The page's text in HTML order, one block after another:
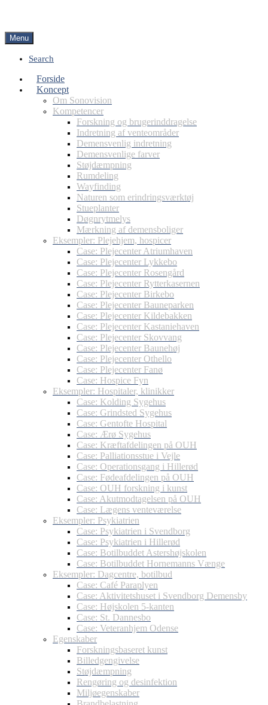
Menu
Search
Forside
Koncept
Om Sonovision
Kompetencer
Forskning og brugerinddragelse
Indretning af venteområder
Demensvenlig indretning
Demensvenlige farver
Støjdæmpning
Rumdeling
Wayfinding
Naturen som erindringsværktøj
Stueplanter
Døgnrytmelys
Mærkning af demensboliger
Eksempler: Plejehjem, hospicer
Case: Plejecenter Atriumhaven
Case: Plejecenter Lykkebo
Case: Plejecenter Rosengård
Case: Plejecenter Rytterkasernen
Case: Plejecenter Birkebo
Case: Plejecenter Bauneparken
Case: Plejecenter Kildebakken
Case: Plejecenter Kastaniehaven
Case: Plejecenter Skovvang
Case: Plejecenter Baunehøj
Case: Plejecenter Othello
Case: Plejecenter Fanø
Case: Hospice Fyn
Eksempler: Hospitaler, klinikker
Case: Kolding Sygehus
Case: Grindsted Sygehus
Case: Gentofte Hospital
Case: Ærø Sygehus
Case: Kræftafdelingen på OUH
Case: Palliationsstue i Vejle
Case: Operationsgang i Hillerød
Case: Fødeafdelingen på OUH
Case: OUH forskning i kunst
Case: Akutmodtagelsen på OUH
Case: Lægens venteværelse
Eksempler: Psykiatrien
Case: Psykiatrien i Svendborg
Case: Psykiatrien i Hillerød
Case: Botilbuddet Astershøjskolen
Case: Botilbuddet Hornemanns Vænge
Eksempler: Dagcentre, botilbud
Case: Café Paraplyen
Case: Aktivitetshuset i Svendborg Demensby
Case: Højskolen 5-kanten
Case: St. Dannesbo
Case: Veteranhjem Odense
Egenskaber
Forskningsbaseret kunst
Billedgengivelse
Støjdæmpning
Rengøring og desinfektion
Miljøegenskaber